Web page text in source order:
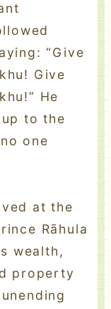
“Give
Give
He
to the
one
at the
Rāhula
wealth,
property